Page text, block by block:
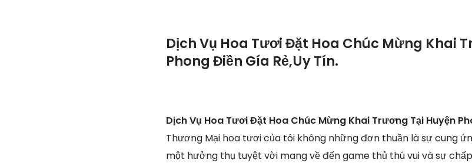
Dịch Vụ Hoa Tươi Đặt Hoa Chúc Mừng Khai
Phong Điền Gía Rẻ,Uy Tín.
Dịch Vụ Hoa Tươi Đặt Hoa Chúc Mừng Khai Trương Tại Huyện
Thương Mại hoa tươi của tôi không những đơn thuần là sự cung
một hưởng thụ tuyệt vời mang về đến game thủ thú vui và sự